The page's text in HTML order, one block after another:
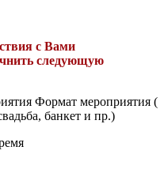
с Вами
следующую
Формат мероприятия (
банкет и пр.)